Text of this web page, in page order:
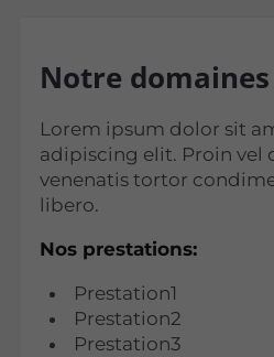
Notre
Lorem ipsum dolor sit
adipiscing elit. Proin vel
venenatis tortor
libero.
Nos prestations:
Prestation1
Prestation2
Prestation3